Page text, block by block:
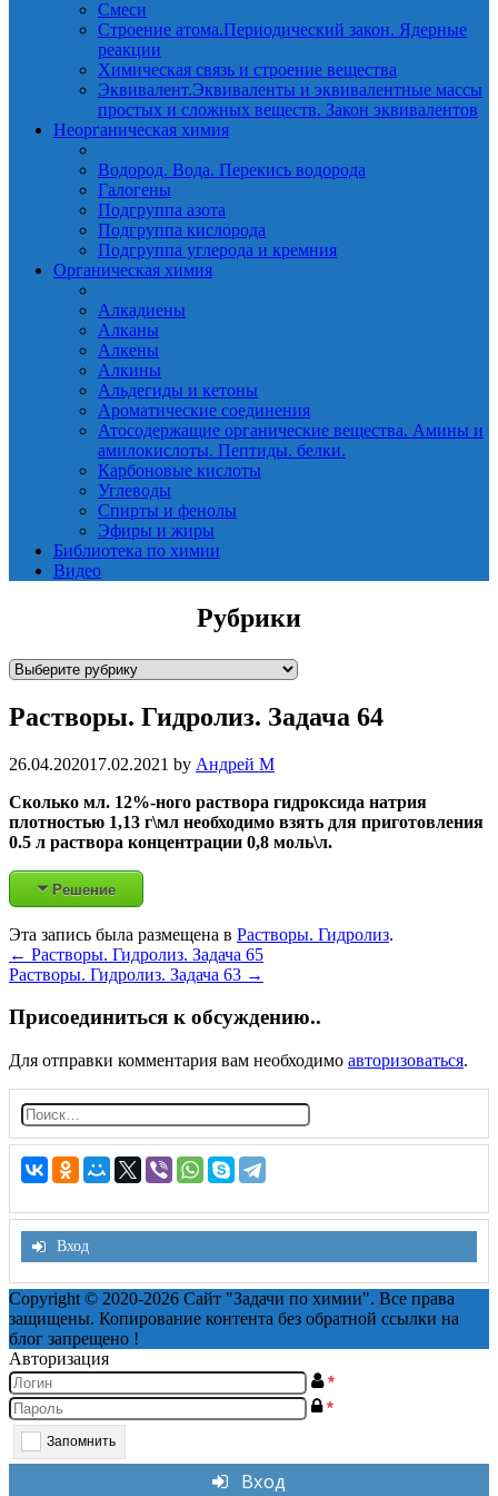
Смеси
Строение атома.Периодический закон. Ядерные
реакции
Химическая связь и строение вещества
Эквивалент.Эквиваленты и эквивалентные массы
простых и сложных веществ. Закон эквивалентов
Неорганическая химия
Водород. Вода. Перекись водорода
Галогены
Подгруппа азота
Подгруппа кислорода
Подгруппа углерода и кремния
Органическая химия
Алкадиены
Алканы
Алкены
Алкины
Альдегиды и кетоны
Ароматические соединения
Атосодержащие органические вещества. Амины и
амилокислоты. Пептиды. белки.
Карбоновые кислоты
Углеводы
Спирты и фенолы
Эфиры и жиры
Библиотека по химии
Видео
Рубрики
Р
б
и
и
Растворы. Гидролиз. Задача 64
26.04.202017.02.2021 by Андрей М
Сколько мл. 12%-ного раствора гидроксида натрия
плотностью 1,13 г\мл необходимо взять для приготовления
0.5 л раствора концентрации 0,8 моль\л.
Решение
Эта запись была размещена в Растворы. Гидролиз.
Post
navigation
← Растворы. Гидролиз. Задача 65
Растворы. Гидролиз. Задача 63 →
Присоединиться к обсуждению..
Для отправки комментария вам необходимо авторизоваться.
Н
а
й
т
и:
Вход
Copyright © 2020-2026 Сайт "Задачи по химии". Все права
защищены. Копирование контента без обратной ссылки на
блог запрещено !
Авторизация
*
*
Запомнить
Вход